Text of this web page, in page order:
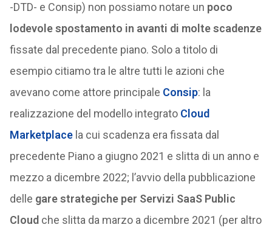
-DTD- e Consip) non possiamo notare un poco
lodevole spostamento in avanti di molte scadenze
fissate dal precedente piano. Solo a titolo di
esempio citiamo tra le altre tutti le azioni che
avevano come attore principale Consip: la
realizzazione del modello integrato Cloud
Marketplacela cui scadenza era fissata dal
precedente Piano a giugno 2021 e slitta di un anno e
mezzo a dicembre 2022; l’avvio della pubblicazione
delle gare strategiche per Servizi SaaS Public
Cloud che slitta da marzo a dicembre 2021 (per altro